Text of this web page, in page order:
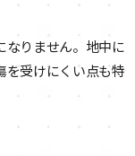
なりません。地中に
を受けにくい点も特